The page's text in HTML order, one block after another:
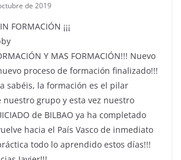
de 2019
FORMACIÓN ¡¡¡
Y MAS FORMACIÓN!!! Nuevo
proceso de formación finalizado!!!
sabéis, la formación es el pilar
grupo y esta vez nuestro
de BILBAO ya ha completado
hacia el País Vasco de inmediato
todo lo aprendido estos días!!!